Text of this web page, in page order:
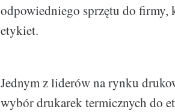
odpowiedniego sprzętu do
etykiet.
Jednym z liderów na rynku
wybór drukarek termicznych do